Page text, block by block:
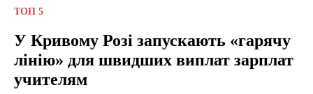
ТОП 5
У Кривому Розі запускають «гарячу
лінію» для швидших виплат зарплат
учителям